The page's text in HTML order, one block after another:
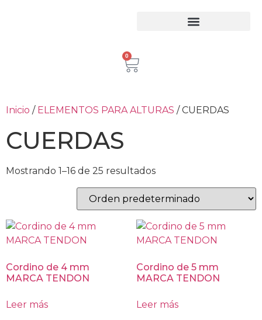
0
Inicio / ELEMENTOS PARA ALTURAS / CUERDAS
CUERDAS
Mostrando 1–16 de 25 resultados
Cordino de 4 mm
MARCA TENDON
Leer más
Cordino de 5 mm
MARCA TENDON
Leer más